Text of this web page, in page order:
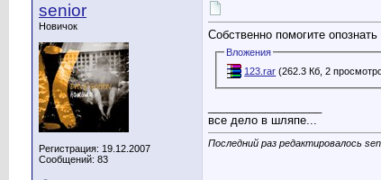
senior
Новичок
Регистрация: 19.12.2007
Сообщений: 83
Собственно помогите
Вложения
123.rar (262.3 Кб, 2
все дело в шляпе...
Последний раз редактировалось